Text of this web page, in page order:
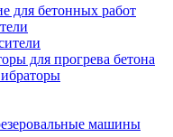
для бетонных работ
для прогрева бетона
машины